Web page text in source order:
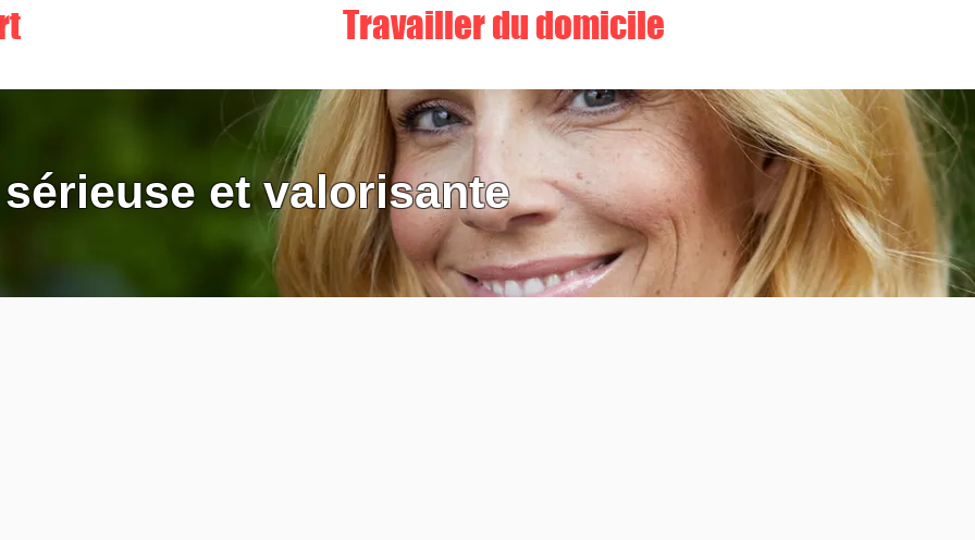
Travailler du domicile
et valorisante